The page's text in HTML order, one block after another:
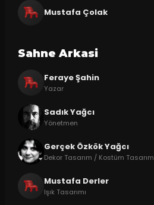
Mustafa Çolak
Sahne Arkasi
Feraye Şahin
Yazar
Sadık Yağcı
Yönetmen
Gerçek Özkök Yağcı
Dekor Tasarım / Kostüm Tasarım
Mustafa Derler
Işık Tasarımı